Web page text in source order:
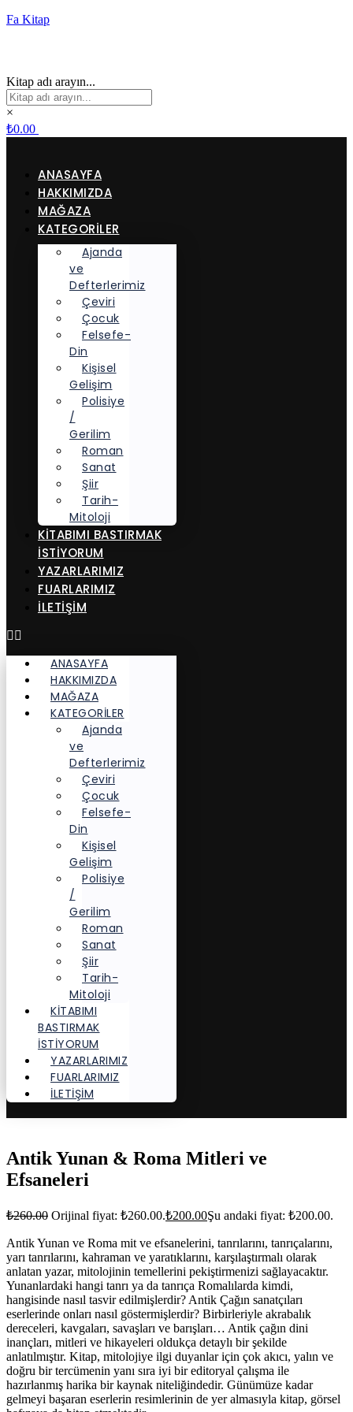
Fa Kitap
Kitap adı arayın...
×
₺0.00
ANASAYFA
HAKKIMIZDA
MAĞAZA
KATEGORİLER
Ajanda
ve
Defterlerimiz
Çeviri
Çocuk
Felsefe-
Din
Kişisel
Gelişim
Polisiye
/
Gerilim
Roman
Sanat
Şiir
Tarih-
Mitoloji
KITABIMI BASTIRMAK
İSTIYORUM
YAZARLARIMIZ
FUARLARIMIZ
İLETİŞİM
ANASAYFA
HAKKIMIZDA
MAĞAZA
KATEGORİLER
Ajanda
ve
Defterlerimiz
Çeviri
Çocuk
Felsefe-
Din
Kişisel
Gelişim
Polisiye
/
Gerilim
Roman
Sanat
Şiir
Tarih-
Mitoloji
KITABIMI
BASTIRMAK
İSTIYORUM
YAZARLARIMIZ
FUARLARIMIZ
İLETİŞİM
Antik Yunan & Roma Mitleri ve
Efsaneleri
₺260.00 Orijinal fiyat: ₺260.00.₺200.00Şu andaki fiyat: ₺200.00.
Antik Yunan ve Roma mit ve efsanelerini, tanrılarını, tanrıçalarını,
yarı tanrılarını, kahraman ve yaratıklarını, karşılaştırmalı olarak
anlatan yazar, mitolojinin temellerini pekiştirmenizi sağlayacaktır.
Yunanlardaki hangi tanrı ya da tanrıça Romalılarda kimdi,
hangisinde nasıl tasvir edilmişlerdir? Antik Çağın sanatçıları
eserlerinde onları nasıl göstermişlerdir? Birbirleriyle akrabalık
dereceleri, kavgaları, savaşları ve barışları… Antik çağın dini
inançları, mitleri ve hikayeleri oldukça detaylı bir şekilde
anlatılmıştır. Kitap, mitolojiye ilgi duyanlar için çok akıcı, yalın ve
doğru bir tercümenin yanı sıra iyi bir editoryal çalışma ile
hazırlanmış harika bir kaynak niteliğindedir. Günümüze kadar
gelmeyi başaran eserlerin resimlerinin de yer almasıyla kitap, görsel